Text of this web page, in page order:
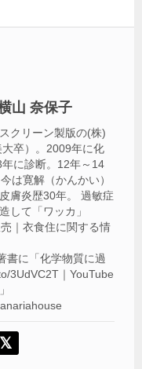
山 奈保子
クリーン製版の(株)
卒）。2009年に化
に診断。12年～14
は寛解（かんかい）
膚炎歴30年。 過敏症
して「ワッカ」
｜衣食住に関する情
書に「化学物質に過
3UdVC2T｜YouTube